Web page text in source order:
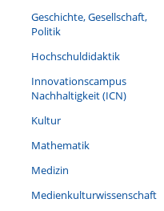
Geschichte, Gesellschaft,
Politik
Hochschuldidaktik
Innovationscampus
Nachhaltigkeit (ICN)
Kultur
Mathematik
Medizin
Medienkulturwissenschaft